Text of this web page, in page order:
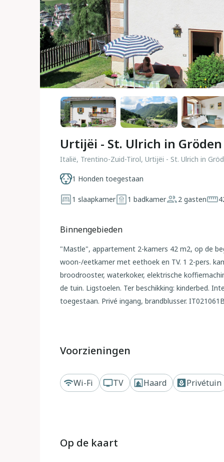
Urtijëi - St. Ulrich in
Italië, Trentino-Zuid-Tirol, Urtijëi - St. Ulrich in
1 Honden toegestaan
1 slaapkamer 1 badkamer 2 gasten
Binnengebieden
"Mastle", appartement 2-kamers 42 m2, op de
woon-/eetkamer met eethoek en TV. 1 2-pers.
broodrooster, waterkoker, elektrische
de tuin. Ligstoelen. Ter beschikking: kinderbed.
toegestaan. Privé ingang, brandblusser.
Huis met 2 woningen "Mastle". 700 m van het
terrein, verzorgde tuin met gazon. In het huis:
het terrein. Winkel 900 m, restaurant 50 m,
Voorzieningen
Wi-Fi TV Haard Privétuin
Op de kaart